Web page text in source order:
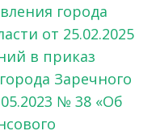
города
от 25.02.2025
в приказ
Заречного
№ 38 «Об